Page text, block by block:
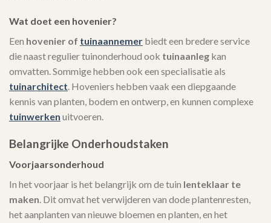
Wat doet een hovenier?
Een hovenier of tuinaannemer biedt een bredere service
die naast regulier tuinonderhoud ook tuinaanleg kan
omvatten. Sommige hebben ook een specialisatie als
tuinarchitect. Hoveniers hebben vaak een diepgaande
kennis van planten, bodem en ontwerp, en kunnen complexe
tuinwerken uitvoeren.
Belangrijke Onderhoudstaken
Voorjaarsonderhoud
In het voorjaar is het belangrijk om de tuin lenteklaar te
maken. Dit omvat het verwijderen van dode plantenresten,
het aanplanten van nieuwe bloemen en planten, en het